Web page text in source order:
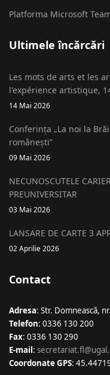
Platforma Microsoft
Ultimele încărcări
Les mots de arts et les
l'expérience artistique,
14 Mai 2026
Conferința „La noi la
românești”
09 Mai 2026
NECUNOSCUTELE
PREUNIVERSITAR
03 Mai 2026
LANSARE DE CARTE 3
02 Aprilie 2026
Contact
Adresa: Str. Domnească,
Telefon: 0336 130 200
Fax: 0336 130 290
E-mail:
Coordonate GPS: